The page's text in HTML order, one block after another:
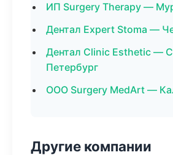
ИП Surgery Therapy —
Дентал Expert Stoma —
Дентал Clinic Esthetic —
Петербург
ООО Surgery MedArt —
Другие компании